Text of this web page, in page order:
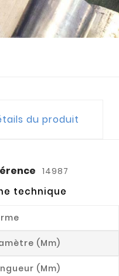
du produit
14987
technique
(mm)
(mm)